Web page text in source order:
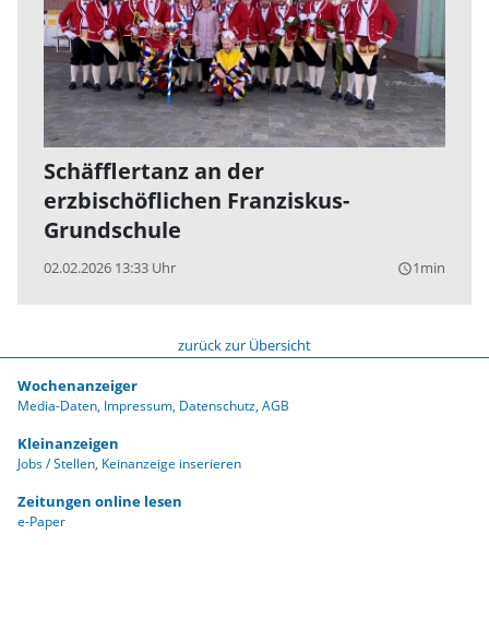
Schäfflertanz an der
erzbischöflichen Franziskus-
Grundschule
02.02.2026 13:33 Uhr query_builder1min
zurück zur Übersicht
Wochenanzeiger
Media-Daten Impressum Datenschutz AGB
Kleinanzeigen
Jobs / Stellen Keinanzeige inserieren
Zeitungen online lesen
e-Paper